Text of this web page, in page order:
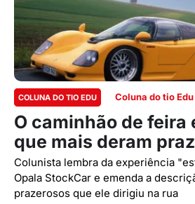
COLUNA DO TIO EDU Coluna do tio Edu
O caminhão de feira
que mais deram
Colunista lembra da experiência
Opala StockCar e emenda a
prazerosos que ele dirigiu na rua